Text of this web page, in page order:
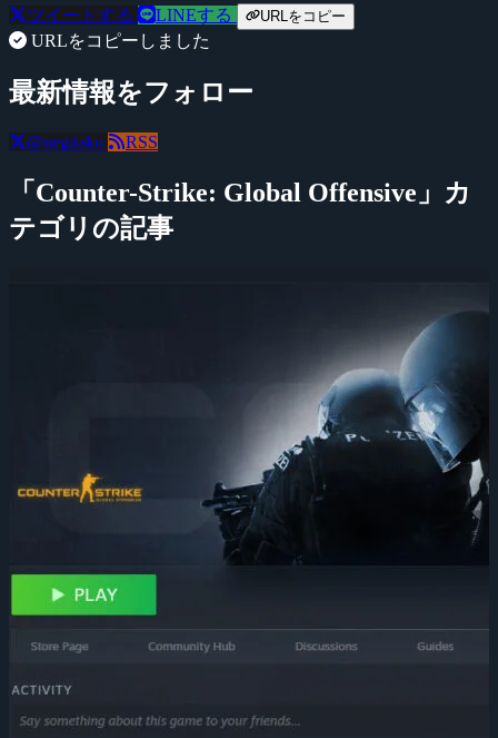
ツイートする LINEする URLをコピー
URLをコピーしました
最新情報をフォロー
@negitaku RSS
「Counter-Strike: Global Offensive」カ
テゴリの記事